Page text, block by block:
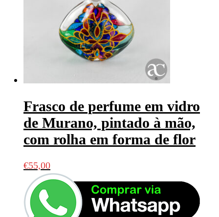
Frasco de perfume em vidro
de Murano, pintado à mão,
com rolha em forma de flor
€55,00